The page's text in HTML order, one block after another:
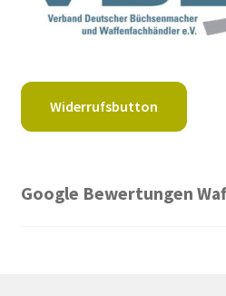
Widerrufsbutton
Google Bewertungen